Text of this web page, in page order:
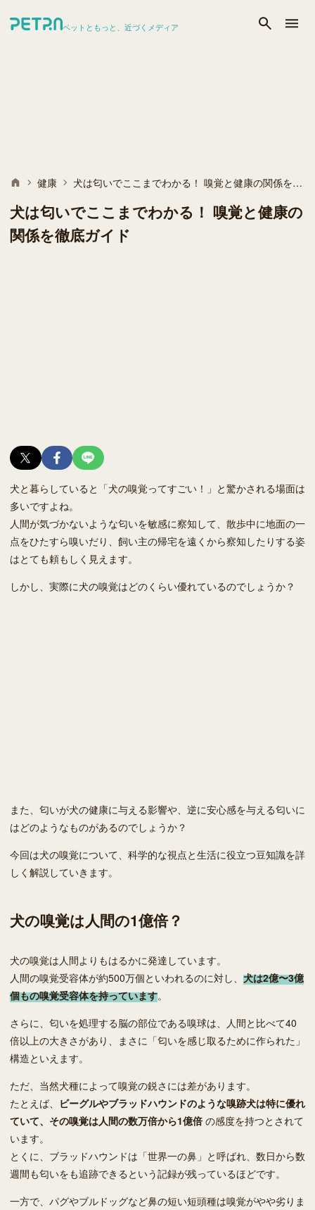
ペットともっと、近づくメディア
健康 犬は匂いでここまでわかる！ 嗅覚と健康の関係を徹底ガイド
犬は匂いでここまでわかる！ 嗅覚と健康の
関係を徹底ガイド
犬と暮らしていると「犬の嗅覚ってすごい！」と驚かされる場面は
多いですよね。
人間が気づかないような匂いを敏感に察知して、散歩中に地面の一
点をひたすら嗅いだり、飼い主の帰宅を遠くから察知したりする姿
はとても頼もしく見えます。
しかし、実際に犬の嗅覚はどのくらい優れているのでしょうか？
また、匂いが犬の健康に与える影響や、逆に安心感を与える匂いに
はどのようなものがあるのでしょうか？
今回は犬の嗅覚について、科学的な視点と生活に役立つ豆知識を詳
しく解説していきます。
犬の嗅覚は人間の1億倍？
犬の嗅覚は人間よりもはるかに発達しています。
人間の嗅覚受容体が約500万個といわれるのに対し、 犬は2億〜3億
個もの嗅覚受容体を持っています。
さらに、匂いを処理する脳の部位である嗅球は、人間と比べて40
倍以上の大きさがあり、まさに「匂いを感じ取るために作られた」
構造といえます。
ただ、当然犬種によって嗅覚の鋭さには差があります。
たとえば、 ビーグルやブラッドハウンドのような嗅跡犬は特に優れ
ていて、その嗅覚は人間の数万倍から1億倍の感度を持つとされて
います。
とくに、ブラッドハウンドは「世界一の鼻」と呼ばれ、数日から数
週間も匂いをも追跡できるという記録が残っているほどです。
一方で、パグやブルドッグなど鼻の短い短頭種は嗅覚がやや劣りま